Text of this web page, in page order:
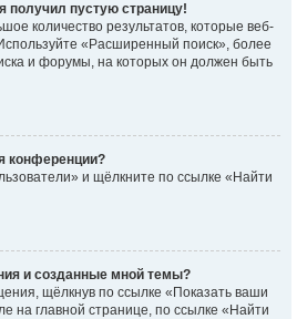
получил пустую страницу!
количество результатов, которые веб-
«Расширенный поиск», более
и форумы, на которых он должен быть
конференции?
и щёлкните по ссылке «Найти
и созданные мной темы?
щёлкнув по ссылке «Показать ваши
на главной странице, по ссылке «Найти